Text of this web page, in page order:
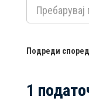
Подреди според
1